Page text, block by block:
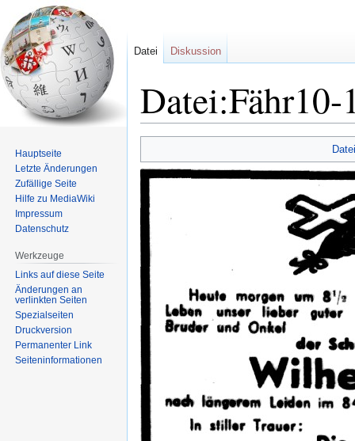
Navigation
springen
Suche
springen
Datei Diskussion
Hauptseite
Letzte Änderungen
Zufällige Seite
Hilfe zu MediaWiki
Impressum
Datenschutz
Werkzeuge
Links auf diese Seite
Änderungen an
verlinkten Seiten
Spezialseiten
Druckversion
Permanenter Link
Seiten­informationen